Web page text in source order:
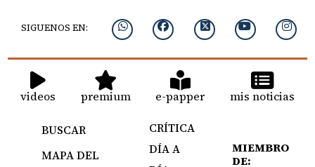
SIGUENOS EN:
videos premium e-papper mis noticias
BUSCAR
MAPA DEL
CRÍTICA
DÍA A
MIEMBRO
DE: